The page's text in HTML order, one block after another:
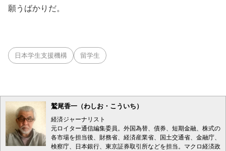
願うばかりだ。
日本学生支援機構 留学生
鷲尾香一（わしお・こういち）
経済ジャーナリスト
元ロイター通信編集委員。外国為替、債券、短期金融、株式の
各市場を担当後、財務省、経済産業省、国土交通省、金融庁、
検察庁、日本銀行、東京証券取引所などを担当。マクロ経済政